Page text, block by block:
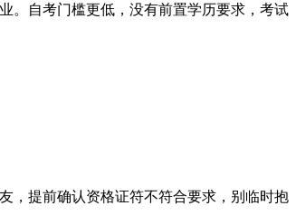
。自考门槛更低，没有前置学历要求，考试
，提前确认资格证符不符合要求，别临时抱